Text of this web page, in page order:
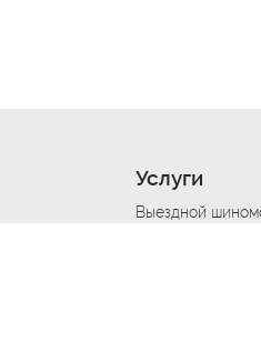
Услуги
Выездной